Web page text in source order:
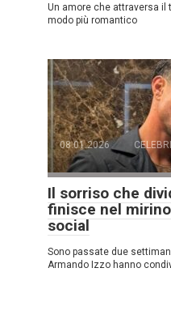
Un amore che attraversa il
modo più romantico
08.01.2026
Il sorriso che
finisce nel
social
Sono passate due
Armando Izzo hanno